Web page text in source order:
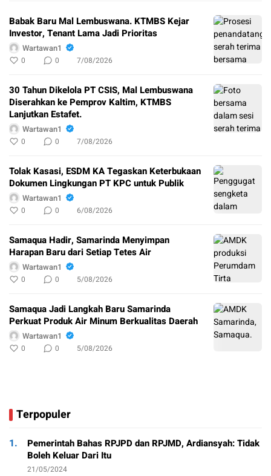
Babak Baru Mal Lembuswana. KTMBS Kejar
Investor, Tenant Lama Jadi Prioritas
Wartawan1
0 0 7/08/2026
30 Tahun Dikelola PT CSIS, Mal Lembuswana
Diserahkan ke Pemprov Kaltim, KTMBS
Lanjutkan Estafet.
Wartawan1
0 0 7/08/2026
Tolak Kasasi, ESDM KA Tegaskan Keterbukaan
Dokumen Lingkungan PT KPC untuk Publik
Wartawan1
0 0 6/08/2026
Samaqua Hadir, Samarinda Menyimpan
Harapan Baru dari Setiap Tetes Air
Wartawan1
0 0 5/08/2026
Samaqua Jadi Langkah Baru Samarinda
Perkuat Produk Air Minum Berkualitas Daerah
Wartawan1
0 0 5/08/2026
Terpopuler
1.
Pemerintah Bahas RPJPD dan RPJMD, Ardiansyah: Tidak
Boleh Keluar Dari Itu
21/05/2024